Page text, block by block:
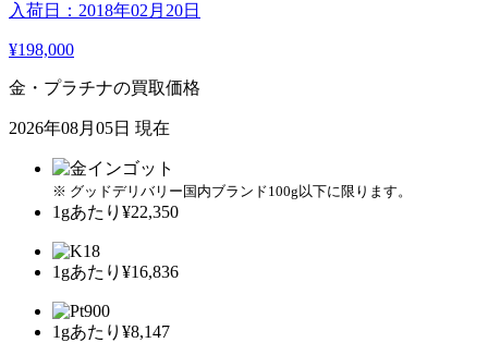
入荷日：2018年02月20日
¥198,000
金・プラチナの買取価格
2026年08月05日 現在
※ グッドデリバリー国内ブランド100g以下に限ります。
1gあたり ¥22,350
1gあたり ¥16,836
1gあたり ¥8,147